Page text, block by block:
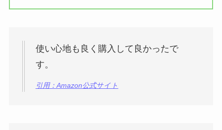
使い心地も良く購入して良かったで
す。
引用：Amazon公式サイト